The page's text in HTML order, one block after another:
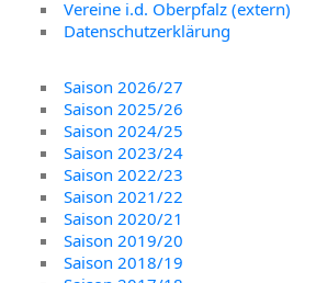
Vereine i.d. Oberpfalz (extern)
Datenschutzerklärung
Saison 2026/27
Saison 2025/26
Saison 2024/25
Saison 2023/24
Saison 2022/23
Saison 2021/22
Saison 2020/21
Saison 2019/20
Saison 2018/19